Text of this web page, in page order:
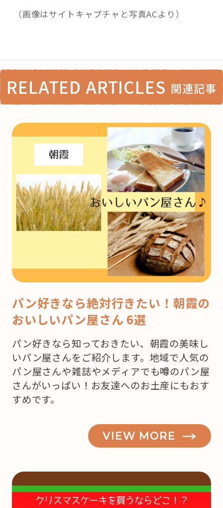
（画像はサイトキャプチャと写真ACより）
RELATED ARTICLES 関連記事
パン好きなら絶対行きたい！朝霞の
おいしいパン屋さん 6選
パン好きなら知っておきたい、朝霞の美味し
いパン屋さんをご紹介します。地域で人気の
パン屋さんや雑誌やメディアでも噂のパン屋
さんがいっぱい！お友達へのお土産にもおす
すめです。
VIEW MORE